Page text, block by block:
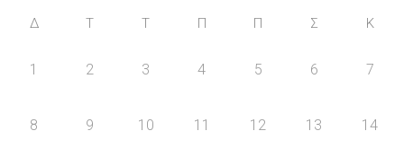
Δ Τ Τ Π Π Σ Κ
1 2 3 4 5 6 7
8 9 10 11 12 13 14